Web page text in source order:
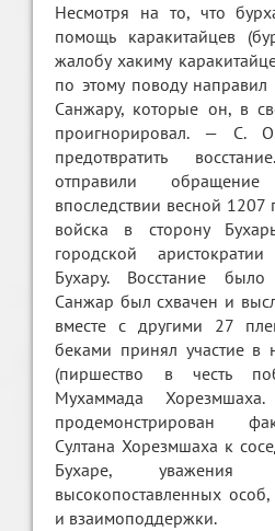
Несмотря на то, что
помощь каракитайцев
жалобу хакиму
по этому поводу направил
Санжару, которые он, в
проигнорировал. — С.
предотвратить
отправили
впоследствии весной 1207
войска в сторону
городской
Бухару. Восстание
Санжар был схвачен и
вместе с другими 27
беками принял участие в
(пиршество в честь
Мухаммада
продемонстрирован
Султана Хорезмшаха к
Бухаре, уважения
высокопоставленных
и взаимоподдержки.